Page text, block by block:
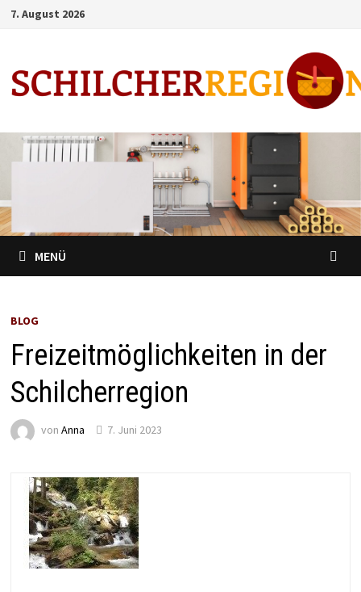
Zum7. August 2026
MENÜ
BLOG
Freizeitmöglichkeiten in der
Schilcherregion
von Anna 7. Juni 2023